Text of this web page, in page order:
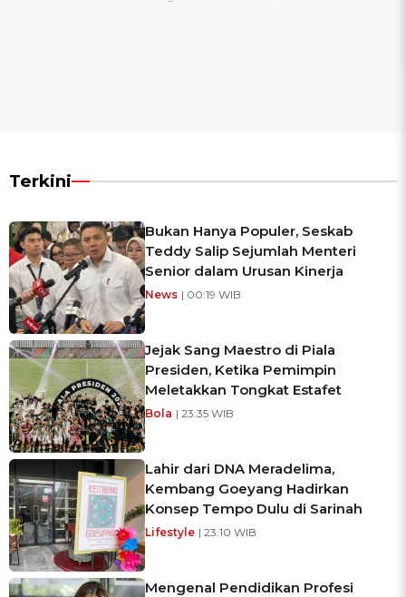
Terkini
Bukan Hanya Populer, Seskab
Teddy Salip Sejumlah Menteri
Senior dalam Urusan Kinerja
News | 00:19 WIB
Jejak Sang Maestro di Piala
Presiden, Ketika Pemimpin
Meletakkan Tongkat Estafet
Bola | 23:35 WIB
Lahir dari DNA Meradelima,
Kembang Goeyang Hadirkan
Konsep Tempo Dulu di Sarinah
Lifestyle | 23:10 WIB
Mengenal Pendidikan Profesi